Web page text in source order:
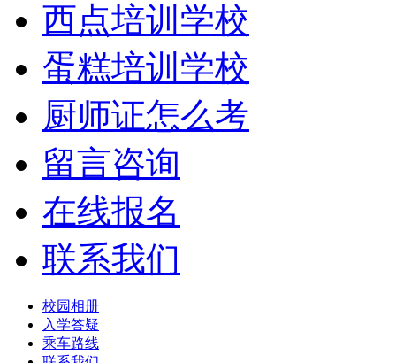
西点培训学校
蛋糕培训学校
厨师证怎么考
留言咨询
在线报名
联系我们
校园相册
入学答疑
乘车路线